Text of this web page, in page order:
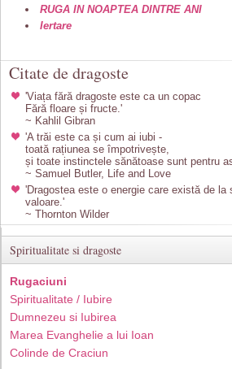
RUGA IN NOAPTEA DINTRE ANI
Iertare
Citate de dragoste
'Viața fără dragoste este ca un copac
Fără floare și fructe.'
~ Kahlil Gibran
'A trăi este ca și cum ai iubi -
toată rațiunea se împotrivește,
și toate instinctele sănătoase sunt pentru
~ Samuel Butler, Life and Love
'Dragostea este o energie care există de la
valoare.'
~ Thornton Wilder
Spiritualitate si dragoste
Rugaciuni
Spiritualitate / Iubire
Dumnezeu si Iubirea
Marea Evanghelie a lui Ioan
Colinde de Craciun